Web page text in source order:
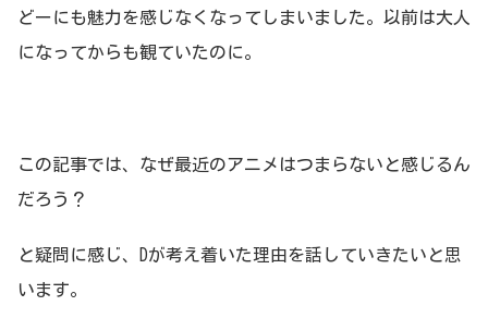
どーにも魅力を感じなくなってしまいました。以前は大人
になってからも観ていたのに。
この記事では、なぜ最近のアニメはつまらないと感じるん
だろう？
と疑問に感じ、Dが考え着いた理由を話していきたいと思
います。